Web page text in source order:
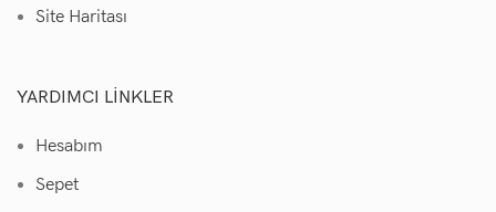
Site Haritası
YARDIMCI LINKLER
Hesabım
Sepet